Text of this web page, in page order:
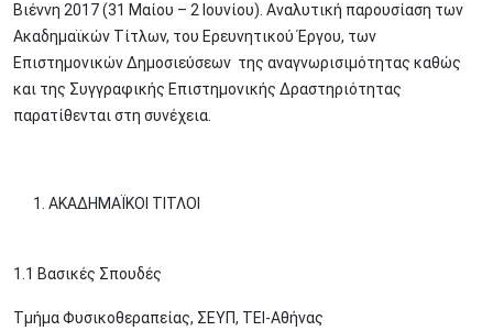
Βιέννη 2017 (31 Μαίου – 2 Ιουνίου). Αναλυτική παρουσίαση των
Ακαδημαϊκών Τίτλων, του Ερευνητικού Έργου, των
Επιστημονικών Δημοσιεύσεων της αναγνωρισιμότητας καθώς
και της Συγγραφικής Επιστημονικής Δραστηριότητας
παρατίθενται στη συνέχεια.
ΑΚΑΔΗΜΑΪΚΟΙ ΤΙΤΛΟΙ
1.1 Βασικές Σπουδές
Τμήμα Φυσικοθεραπείας, ΣΕΥΠ, ΤΕΙ-Αθήνας